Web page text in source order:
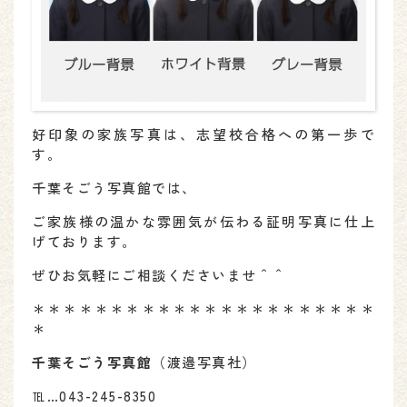
好印象の家族写真は、志望校合格への第一歩で
す。
千葉そごう写真館では、
ご家族様の温かな雰囲気が伝わる証明写真に仕上
げております。
ぜひお気軽にご相談くださいませ＾＾
＊＊＊＊＊＊＊＊＊＊＊＊＊＊＊＊＊＊＊＊＊＊
＊
千葉そごう写真館 （渡邉写真社）
℡…043-245-8350